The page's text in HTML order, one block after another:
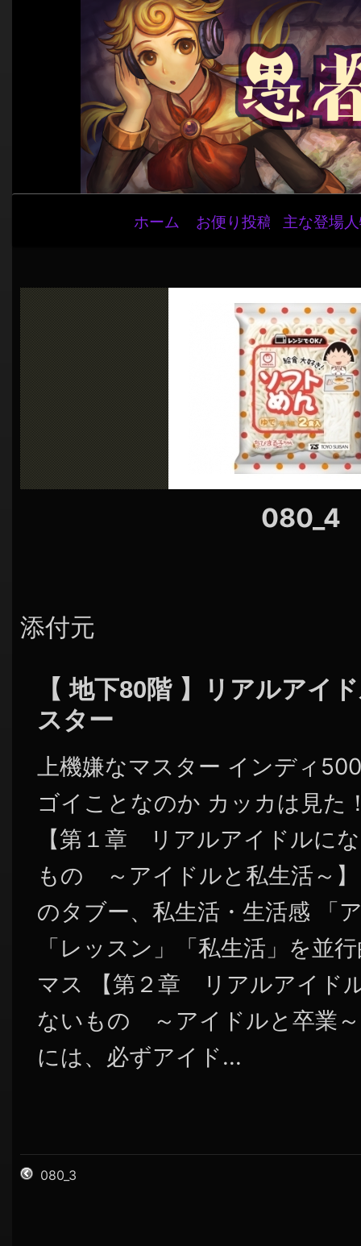
ビ
ゲ
ー
シ
ョ
ン
ホーム お便り投稿 主な登場
080_4
添付元
【 地下80階 】リアルアイ
スター
上機嫌なマスター インディ
ゴイことなのか カッカは見た
【第１章 リアルアイドルに
もの ～アイドルと私生活～
のタブー、私生活・生活感 「
「レッスン」「私生活」を並
マス 【第２章 リアルアイド
ないもの ～アイドルと卒業
には、必ずアイド...
080_3